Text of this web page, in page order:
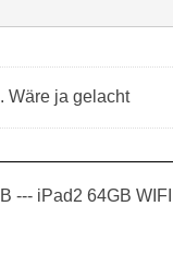
Wäre ja gelacht
--- iPad2 64GB